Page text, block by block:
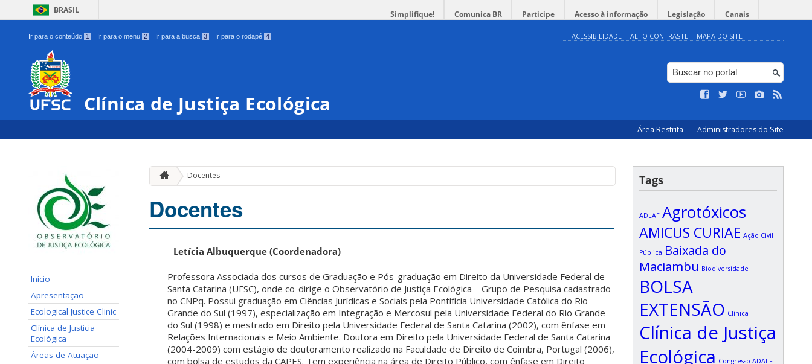
BRASIL Simplifique! Comunica BR Participe Acesso à informação Legislação Canais
Ir para o conteúdo 1 Ir para o menu 2 Ir para a busca 3 Ir para o rodapé 4 ACESSIBILIDADE ALTO CONTRASTE MAPA DO SITE
Clínica de Justiça Ecológica
Área Restrita Administradores do Site
Início
Apresentação
Ecological Justice Clinic
Clínica de Justicia
Ecológica
Áreas de Atuação
Docentes
Docentes
Letícia Albuquerque (Coordenadora)
Professora Associada dos cursos de Graduação e Pós-graduação em Direito da Universidade Federal de
Santa Catarina (UFSC), onde co-dirige o Observatório de Justiça Ecológica – Grupo de Pesquisa cadastrado
no CNPq. Possui graduação em Ciências Jurídicas e Sociais pela Pontifícia Universidade Católica do Rio
Grande do Sul (1997), especialização em Integração e Mercosul pela Universidade Federal do Rio Grande
do Sul (1998) e mestrado em Direito pela Universidade Federal de Santa Catarina (2002), com ênfase em
Relações Internacionais e Meio Ambiente. Doutora em Direito pela Universidade Federal de Santa Catarina
(2004-2009) com estágio de doutoramento realizado na Faculdade de Direito de Coimbra, Portugal (2006),
com bolsa de estudos da CAPES. Tem experiência na área de Direito Público, com ênfase em Direito
Tags
ADLAF Agrotóxicos
AMICUS CURIAE Ação Civil
Pública Baixada do
Maciambu Biodiversidade
BOLSA
EXTENSÃO Clínica
Clínica de Justiça
Ecológica Congresso ADALF